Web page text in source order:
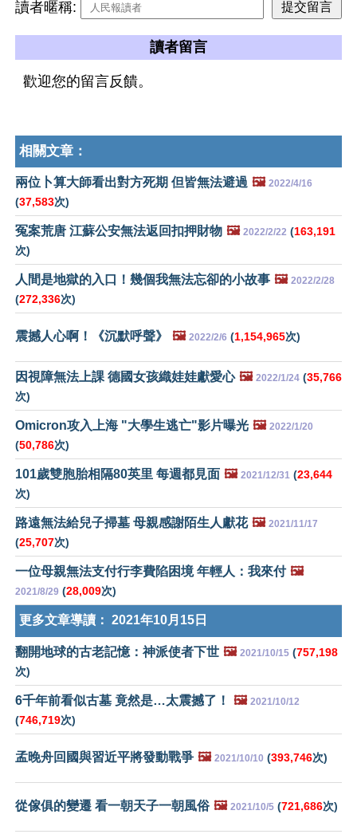
讀者暱稱:
讀者留言
歡迎您的留言反饋。
相關文章：
兩位卜算大師看出對方死期 但皆無法避過 🖼️ 2022/4/16
(37,583次)
冤案荒唐 江蘇公安無法返回扣押財物 🖼️ 2022/2/22 (163,191
次)
人間是地獄的入口！幾個我無法忘卻的小故事 🖼️ 2022/2/28
(272,336次)
震撼人心啊！《沉默呼聲》 🖼️ 2022/2/6 (1,154,965次)
因視障無法上課 德國女孩織娃娃獻愛心 🖼️ 2022/1/24 (35,766
次)
Omicron攻入上海 "大學生逃亡"影片曝光 🖼️ 2022/1/20
(50,786次)
101歲雙胞胎相隔80英里 每週都見面 🖼️ 2021/12/31 (23,644
次)
路遠無法給兒子掃墓 母親感謝陌生人獻花 🖼️ 2021/11/17
(25,707次)
一位母親無法支付行李費陷困境 年輕人：我來付 🖼️
2021/8/29 (28,009次)
更多文章導讀： 2021年10月15日
翻開地球的古老記憶：神派使者下世 🖼️ 2021/10/15 (757,198
次)
6千年前看似古墓 竟然是…太震撼了！ 🖼️ 2021/10/12
(746,719次)
孟晚舟回國與習近平將發動戰爭 🖼️ 2021/10/10 (393,746次)
從傢俱的變遷 看一朝天子一朝風俗 🖼️ 2021/10/5 (721,686次)